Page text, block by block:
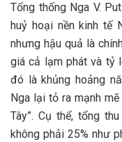
Tổng thống Nga V.
huỷ hoại nền kinh tế
nhưng hậu quả là
giá cả lạm phát và tỷ
đó là khủng hoảng
Nga lại tỏ ra mạnh
Tây”. Cụ thể, tổng
không phải 25% như